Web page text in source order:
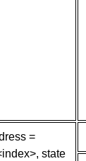
=
state